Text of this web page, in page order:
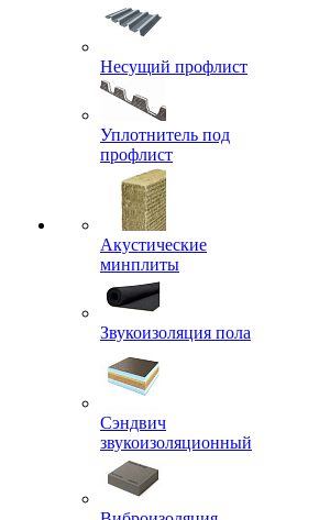
Несущий профлист
Уплотнитель под
профлист
Акустические
минплиты
Звукоизоляция пола
Сэндвич
звукоизоляционный